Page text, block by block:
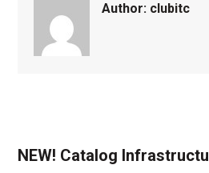
Author: clubitc
NEW! Catalog